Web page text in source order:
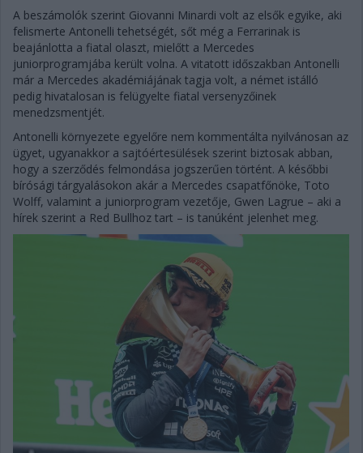
A beszámolók szerint Giovanni Minardi volt az elsők egyike, aki
felismerte Antonelli tehetségét, sőt még a Ferrarinak is
beajánlotta a fiatal olaszt, mielőtt a Mercedes
juniorprogramjába került volna. A vitatott időszakban Antonelli
már a Mercedes akadémiájának tagja volt, a német istálló
pedig hivatalosan is felügyelte fiatal versenyzőinek
menedzsmentjét.
Antonelli környezete egyelőre nem kommentálta nyilvánosan az
ügyet, ugyanakkor a sajtóértesülések szerint biztosak abban,
hogy a szerződés felmondása jogszerűen történt. A későbbi
bírósági tárgyalásokon akár a Mercedes csapatfőnöke, Toto
Wolff, valamint a juniorprogram vezetője, Gwen Lagrue – aki a
hírek szerint a Red Bullhoz tart – is tanúként jelenhet meg.